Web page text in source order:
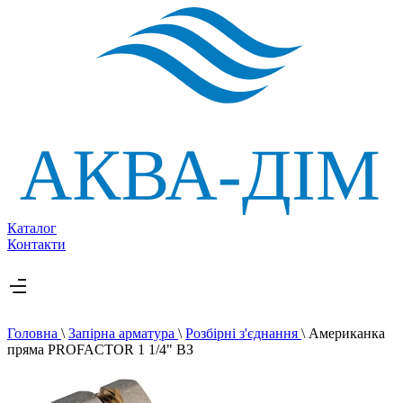
Каталог
Контакти
Головна \ Запірна арматура \ Розбірні з'єднання \ Американка
пряма PROFACTOR 1 1/4" ВЗ